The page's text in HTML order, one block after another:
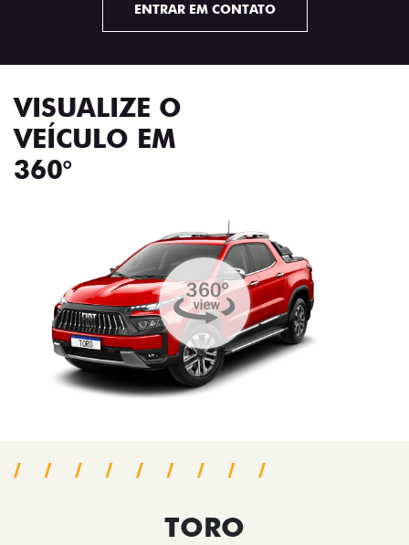
ENTRAR EM CONTATO
VISUALIZE O
VEÍCULO EM
360°
TORO